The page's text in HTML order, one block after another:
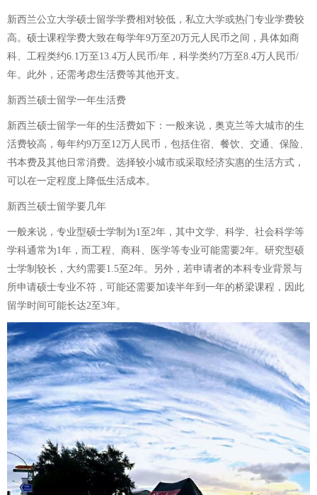
新西兰公立大学硕士留学学费相对较低，私立大学或热门专业学费较
高。硕士课程学费大致在每学年9万至20万元人民币之间，具体如商
科、工程类约6.1万至13.4万人民币/年，科学类约7万至8.4万人民币/
年。此外，还需考虑生活费等其他开支。
新西兰硕士留学一年生活费
新西兰硕士留学一年的生活费如下：一般来说，奥克兰等大城市的生
活费较高，每年约9万至12万人民币，包括住宿、餐饮、交通、保险、
书本费及其他日常消费。选择较小城市或采取经济实惠的生活方式，
可以在一定程度上降低生活成本。
新西兰硕士留学要几年
一般来说，专业型硕士学制为1至2年，其中文学、科学、社会科学等
学科通常为1年，而工程、商科、医学等专业可能需要2年。研究型硕
士学制较长，大约需要1.5至2年。另外，若申请者的本科专业背景与
所申请硕士专业不符，可能还需要加读半年到一年的桥梁课程，因此
留学时间可能长达2至3年。